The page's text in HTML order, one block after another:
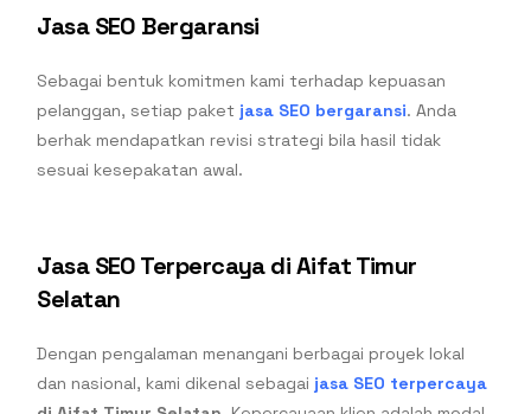
Jasa SEO Bergaransi
Sebagai bentuk komitmen kami terhadap kepuasan
pelanggan, setiap paket jasa SEO bergaransi. Anda
berhak mendapatkan revisi strategi bila hasil tidak
sesuai kesepakatan awal.
Jasa SEO Terpercaya di Aifat Timur
Selatan
Dengan pengalaman menangani berbagai proyek lokal
dan nasional, kami dikenal sebagai jasa SEO terpercaya